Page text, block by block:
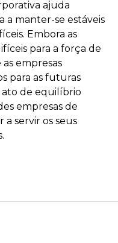
ajuda
a manter-se estáveis
Embora as
para a força de
empresas
para as futuras
ato de equilíbrio
empresas de
servir os seus